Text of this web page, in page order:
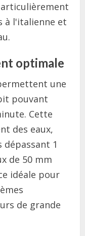
à l'italienne et
optimale
une
pouvant
Cette
des eaux,
1
de 50 mm
idéale pour
de grande